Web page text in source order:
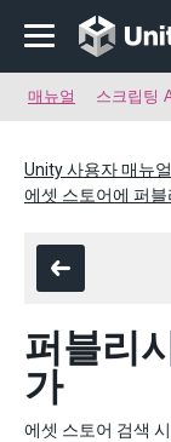
매뉴얼 스크립팅
Unity 사용자 매뉴
에셋 스토어에 퍼블
퍼블리
가
에셋 스토어 검색